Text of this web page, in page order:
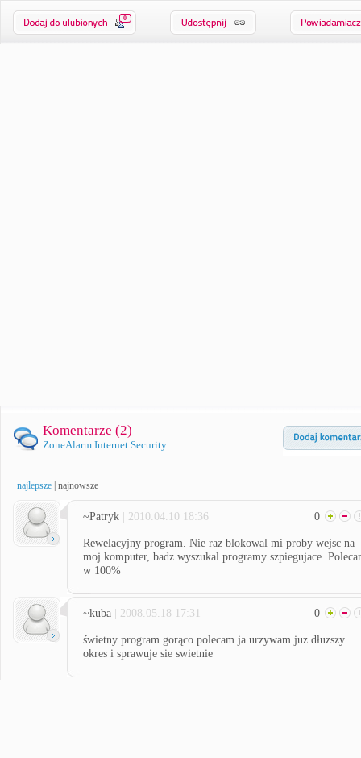
0
Komentarze (2)
ZoneAlarm Internet Security
najlepsze najnowsze
~Patryk | 2010.04.10 18:36 0
Rewelacyjny program. Nie raz blokowal mi proby wejsc na
moj komputer, badz wyszukal programy szpiegujace.
w 100%
~kuba | 2008.05.18 17:31 0
świetny program gorąco polecam ja urzywam juz dłuzszy
okres i sprawuje sie swietnie